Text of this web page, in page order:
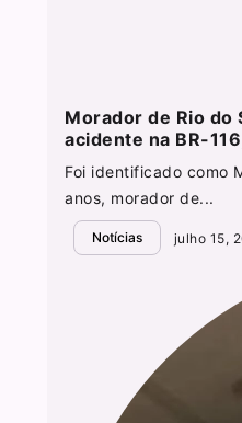
Morador de Rio do
acidente na BR-
Foi identificado como
anos, morador de...
Notícias julho 15,